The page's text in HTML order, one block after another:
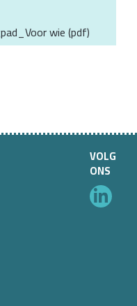
wie(pdf)
VOLG
ONS